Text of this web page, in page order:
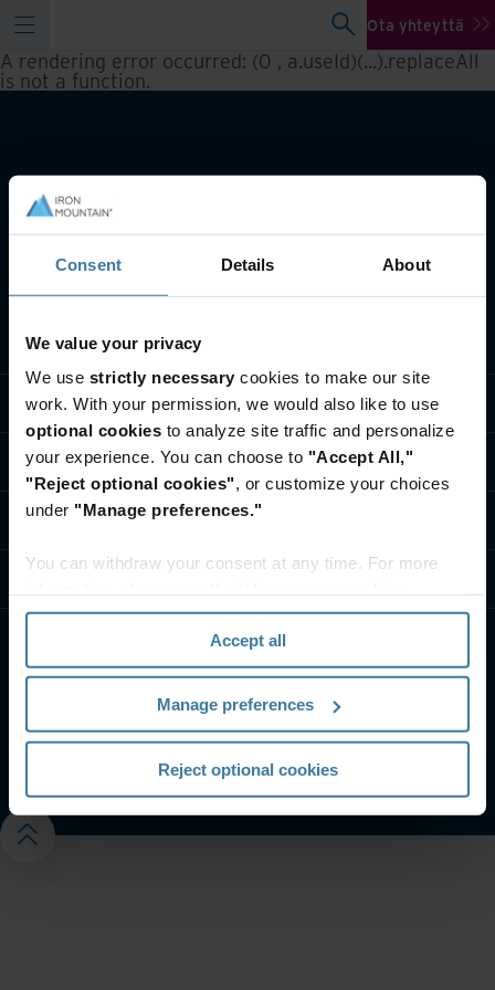
Consent Details About
We value your privacy
We use strictly necessary cookies to make our site
work. With your permission, we would also like to use
optional cookies to analyze site traffic and personalize
your experience. You can choose to "Accept All,"
"Reject optional cookies", or customize your choices
under "Manage preferences."
You can withdraw your consent at any time. For more
section" of ourPrivacy Policy.
Accept all
Manage preferences
Reject optional cookies
Ota yhteyttä
A rendering error occurred: (0 , a.useId)(...).replaceAll
is not a function.
Lisätietoa toiminnasta
Ratkaisut teollisuudenaloille
Tietoja meistä
Ota yhteyttä
Verkkosivujen käyttöehdot ja edellytykset
Hallinnoi tietosuoja-asetuksiasi
©2026 Iron Mountain Incorporated. Kaikki oikeudet